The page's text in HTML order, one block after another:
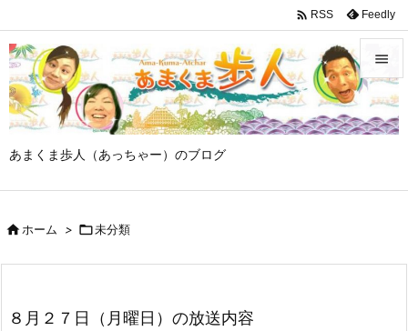
あまくま歩人（あっちゃー）のブログ


メニュ

 RSS Feedly
ホーム > 未分類
８月２７日（月曜日）の放送内容